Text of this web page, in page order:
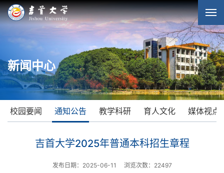
新闻中心
校园要闻 通知公告 教学科研 育人文化 媒体视点
吉首大学2025年普通本科招生章程
发布日期：2025-06-11 浏览次数： 22497